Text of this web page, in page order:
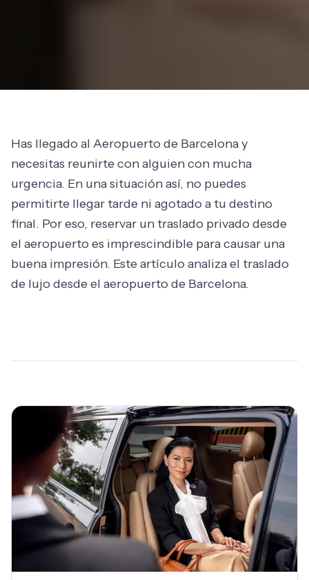
Has llegado al Aeropuerto de Barcelona y
necesitas reunirte con alguien con mucha
urgencia. En una situación así, no puedes
permitirte llegar tarde ni agotado a tu destino
final. Por eso, reservar un traslado privado desde
el aeropuerto es imprescindible para causar una
buena impresión. Este artículo analiza el traslado
de lujo desde el aeropuerto de Barcelona.